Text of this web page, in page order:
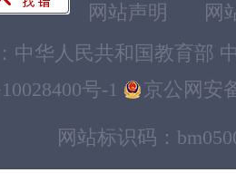
网站声明
网
中华人民共和国教育部
号-1
京公网安
网站标识码：